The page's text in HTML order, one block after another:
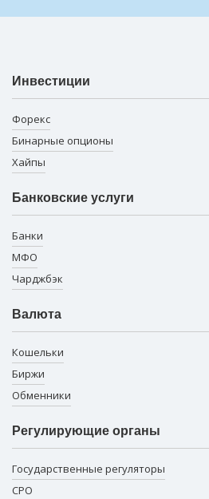
Инвестиции
Форекс
Бинарные опционы
Хайпы
Банковские услуги
Банки
МФО
Чарджбэк
Валюта
Кошельки
Биржи
Обменники
Регулирующие органы
Государственные регуляторы
СРО